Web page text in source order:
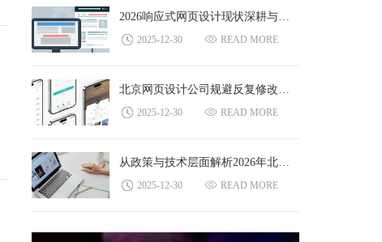
2025-12-30 READ MORE
2025-12-30 READ MORE
2025-12-30 READ MORE